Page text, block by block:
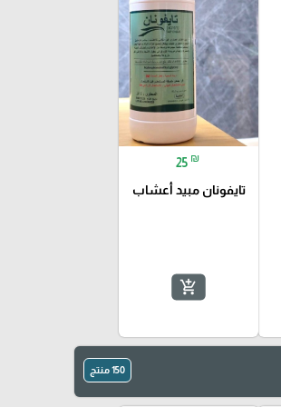
25 ₪
تايفونان مبيد أعشاب
add_shopping_cart
150 منتج